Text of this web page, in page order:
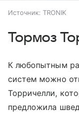
Источник: TRONIK
Тормоз
К любопытным
систем можно
Торричелли,
предложила